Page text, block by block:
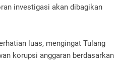
investigasi akan dibagikan
luas, mengingat Tulang
korupsi anggaran berdasarkan